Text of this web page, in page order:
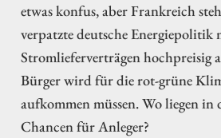
etwas konfus, aber Frankreich
verpatzte deutsche Energiepolitik
Stromlieferverträgen hochpreisig
Bürger wird für die rot-grüne
aufkommen müssen. Wo liegen in
Chancen für Anleger?